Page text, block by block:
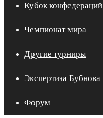
Кубок конфедераций
Чемпионат мира
Другие турниры
Экспертиза Бубнова
Форум